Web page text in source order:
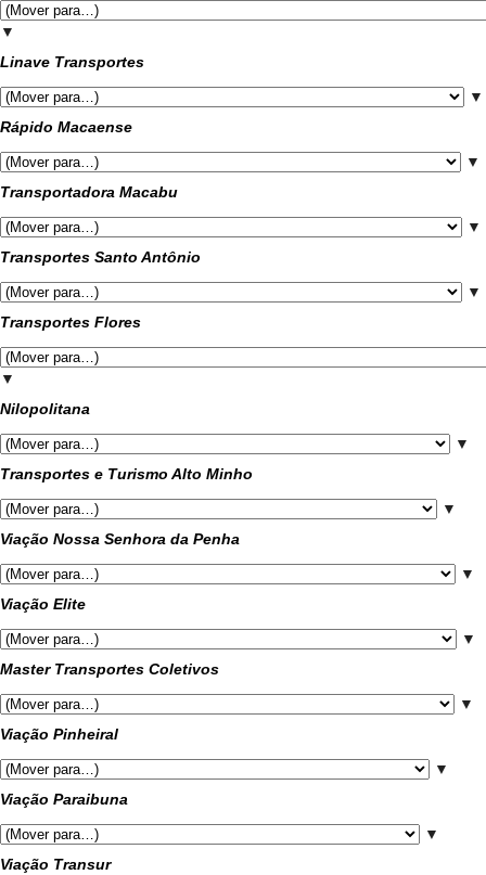
▼
Linave Transportes
▼
Rápido Macaense
▼
Transportadora Macabu
▼
Transportes Santo Antônio
▼
Transportes Flores
▼
Nilopolitana
▼
Transportes e Turismo Alto Minho
▼
Viação Nossa Senhora da Penha
▼
Viação Elite
▼
Master Transportes Coletivos
▼
Viação Pinheiral
▼
Viação Paraibuna
▼
Viação Transur